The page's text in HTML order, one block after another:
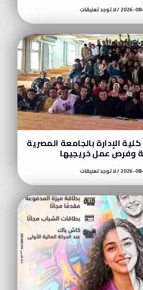
2026- لا توجد تعليقات
الإدارة بالجامعة المصرية
وفرص عمل خريجيها
2026- لا توجد تعليقات